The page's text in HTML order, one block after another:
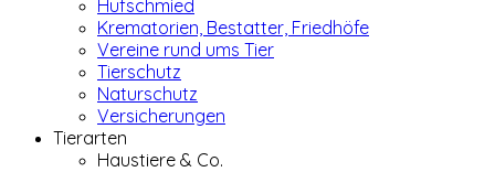
Hufschmied
Krematorien, Bestatter, Friedhöfe
Vereine rund ums Tier
Tierschutz
Naturschutz
Versicherungen
Tierarten
Haustiere & Co.